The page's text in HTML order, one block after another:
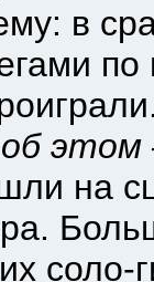
в
этом
на
соло-